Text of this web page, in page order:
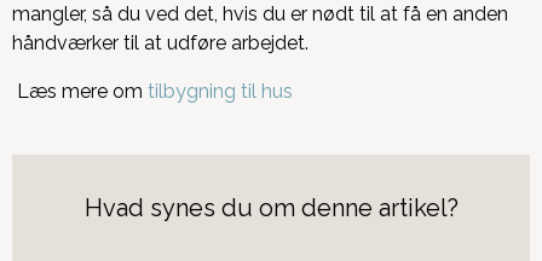
mangler, så du ved det, hvis du er nødt til at få en anden
håndværker til at udføre arbejdet.
Læs mere om tilbygning til hus
Hvad synes du om denne artikel?